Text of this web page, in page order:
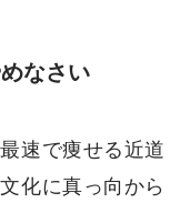
なさい
速で痩せる近道
化に真っ向から